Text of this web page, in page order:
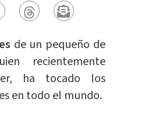
de un pequeño de
recientemente
ha tocado los
en todo el mundo.